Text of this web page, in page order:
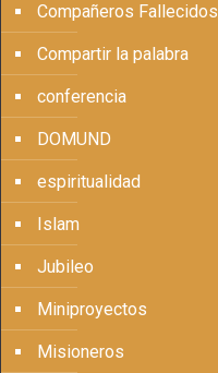
Compañeros Fallecidos
Compartir la palabra
conferencia
DOMUND
espiritualidad
Islam
Jubileo
Miniproyectos
Misioneros